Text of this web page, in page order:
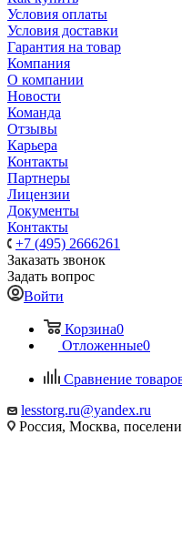
Условия оплаты
Условия доставки
Гарантия на товар
Компания
О компании
Новости
Команда
Отзывы
Карьера
Контакты
Партнеры
Лицензии
Документы
Контакты
+7 (495) 2666261
Заказать звонок
Задать вопрос
Войти
Корзина0
Отложенные0
Сравнение
lesstorg.ru@yandex.ru
Россия, Москва,